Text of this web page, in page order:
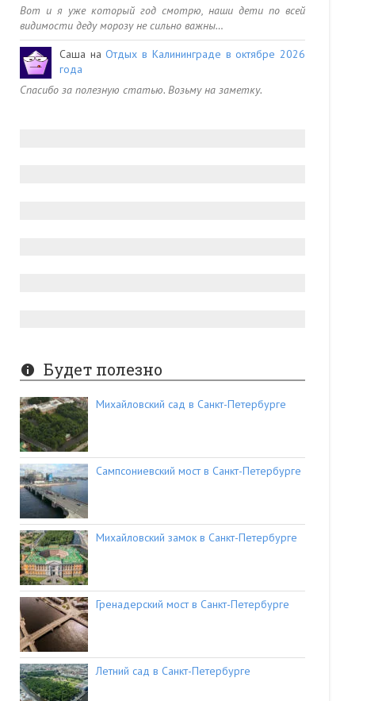
Вот и я уже который год смотрю, наши дети по всей
видимости деду морозу не сильно важны…
Саша наОтдых в Калининграде в октябре 2026
года
Спасибо за полезную статью. Возьму на заметку.
Будет полезно
Михайловский сад в Санкт-Петербурге
Сампсониевский мост в Санкт-Петербурге
Михайловский замок в Санкт-Петербурге
Гренадерский мост в Санкт-Петербурге
Летний сад в Санкт-Петербурге